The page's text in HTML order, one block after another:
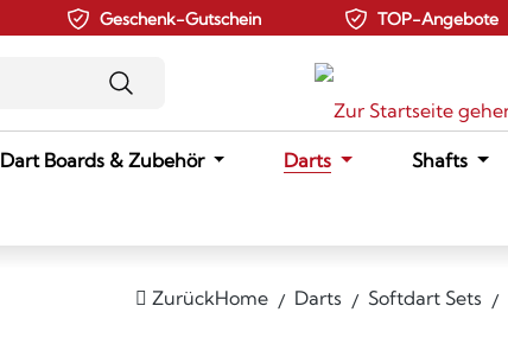
Geschenk-Gutschein TOP-Angebote
Dart Boards & Zubehör Darts Shafts
ZurückHome Darts Softdart Sets